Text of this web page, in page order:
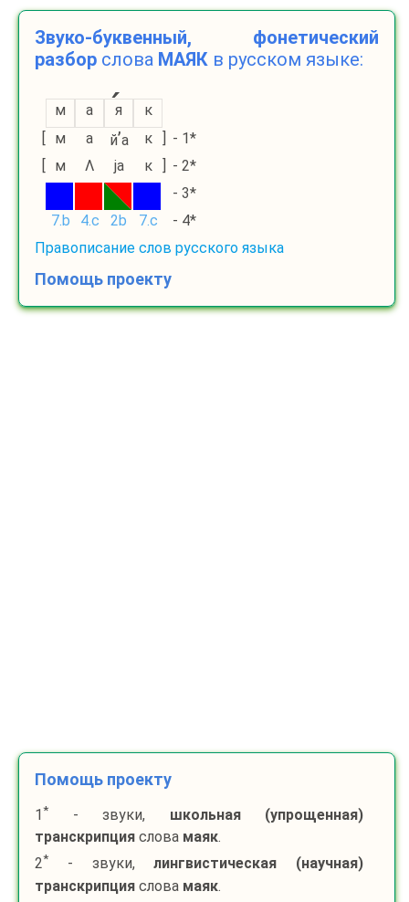
Звуко-буквенный, фонетический
разбор слова МАЯК в русском языке:
м а я
к
[
м a й’а к ] - 1*
[
м Λ ја к ] - 2*
- 3*
7.b
4.c 2b 7.c
- 4*
Правописание слов русского языка
Помощь проекту
Помощь проекту
1 * - звуки, школьная (упрощенная)
транскрипция слова маяк.
2* - звуки,лингвистическая (научная)
транскрипция слова маяк.